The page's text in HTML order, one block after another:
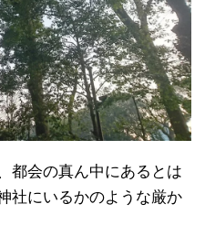
都会の真ん中にあるとは
社にいるかのような厳か